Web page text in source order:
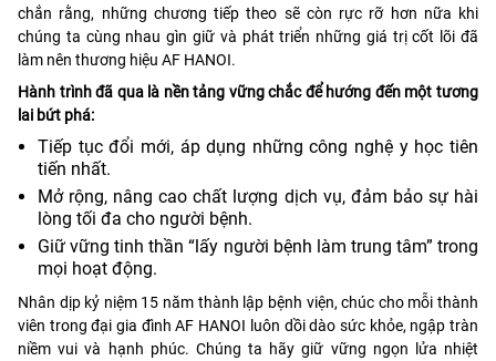
chắn rằng, những chương tiếp theo sẽ còn rực rỡ hơn nữa khi
chúng ta cùng nhau gìn giữ và phát triển những giá trị cốt lõi đã
làm nên thương hiệu AF HANOI.
Hành trình đã qua là nền tảng vững chắc để hướng đến một tương
lai bứt phá:
Tiếp tục đổi mới, áp dụng những công nghệ y học tiên
tiến nhất.
Mở rộng, nâng cao chất lượng dịch vụ, đảm bảo sự hài
lòng tối đa cho người bệnh.
Giữ vững tinh thần “lấy người bệnh làm trung tâm” trong
mọi hoạt động.
Nhân dịp kỷ niệm 15 năm thành lập bệnh viện, chúc cho mỗi thành
viên trong đại gia đình AF HANOI luôn dồi dào sức khỏe, ngập tràn
niềm vui và hạnh phúc. Chúng ta hãy giữ vững ngọn lửa nhiệt